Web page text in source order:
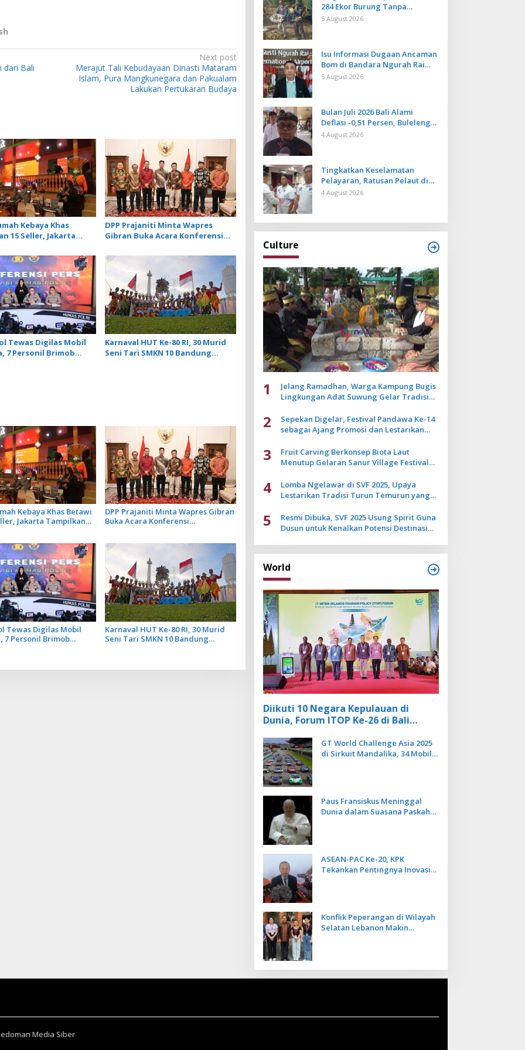
dari Bali
Next post
Merajut Tali Kebudayaan Dinasti Mataram
Islam, Pura Mangkunegara dan Pakualam
Lakukan Pertukaran Budaya
Kebaya Khas
15 Seller, Jakarta
di BBTF 2026
DPP Prajaniti Minta Wapres
Gibran Buka Acara Konferensi
yang Bakal Digelar di Bali
Tewas Digilas Mobil
7 Personil Brimob
Karnaval HUT Ke-80 RI, 30 Murid
Seni Tari SMKN 10 Bandung
Kebaya Khas Betawi
Jakarta Tampilkan
DPP Prajaniti Minta Wapres Gibran
Buka Acara Konferensi
Tewas Digilas Mobil
7 Personil Brimob
Karnaval HUT Ke-80 RI, 30 Murid
Seni Tari SMKN 10 Bandung
284 Ekor Burung Tanpa
Dokumen Dilepasliarkan Cegah
5 August 2026
Isu Informasi Dugaan Ancaman
Bom di Bandara Ngurah Rai
Bali Tidak Benar, Operasional
5 August 2026
Bulan Juli 2026 Bali Alami
Deflasi -0,51 Persen, Buleleng
Catat Penurunan Terendah
4 August 2026
Tingkatkan Keselamatan
Pelayaran, Ratusan Pelaut di
Bali Ikuti Pelatihan MPR dan
4 August 2026
Culture
1
Jelang Ramadhan, Warga Kampung Bugis
Lingkungan Adat Suwung Gelar Tradisi
2
Sepekan Digelar, Festival Pandawa Ke-14
sebagai Ajang Promosi dan Lestarikan
3
Fruit Carving Berkonsep Biota Laut
Menutup Gelaran Sanur Village Festival
4
Lomba Ngelawar di SVF 2025, Upaya
Lestarikan Tradisi Turun Temurun yang
5
Resmi Dibuka, SVF 2025 Usung Spirit Guna
Dusun untuk Kenalkan Potensi Destinasi
World
Diikuti 10 Negara Kepulauan di
Dunia, Forum ITOP Ke-26 di Bali
Berbasis Alam dan Budaya
GT World Challenge Asia 2025
di Sirkuit Mandalika, 34 Mobil
Paus Fransiskus Meninggal
Dunia dalam Suasana Paskah
ASEAN-PAC Ke-20, KPK
Tekankan Pentingnya Inovasi
Konflik Peperangan di Wilayah
Selatan Lebanon Makin
Media Siber